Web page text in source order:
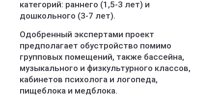
категорий: раннего (1,5-3 лет) и
дошкольного (3-7 лет).
Одобренный экспертами проект
предполагает обустройство помимо
групповых помещений, также бассейна,
музыкального и физкультурного классов,
кабинетов психолога и логопеда,
пищеблока и медблока.